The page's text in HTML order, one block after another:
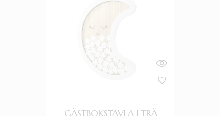
GÄSTBOKSTAVLA I TRÄ